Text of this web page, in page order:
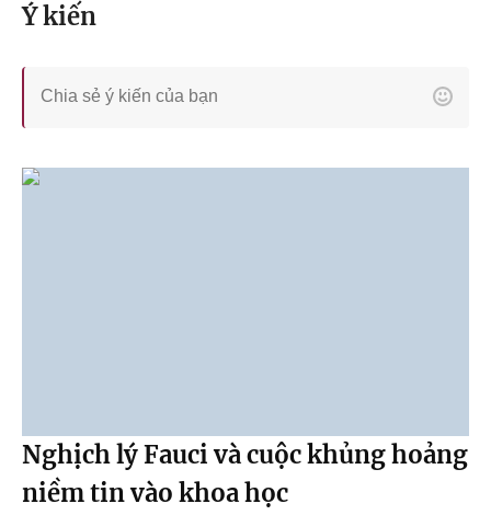
Ý kiến
Nghịch lý Fauci và cuộc khủng hoảng
niềm tin vào khoa học